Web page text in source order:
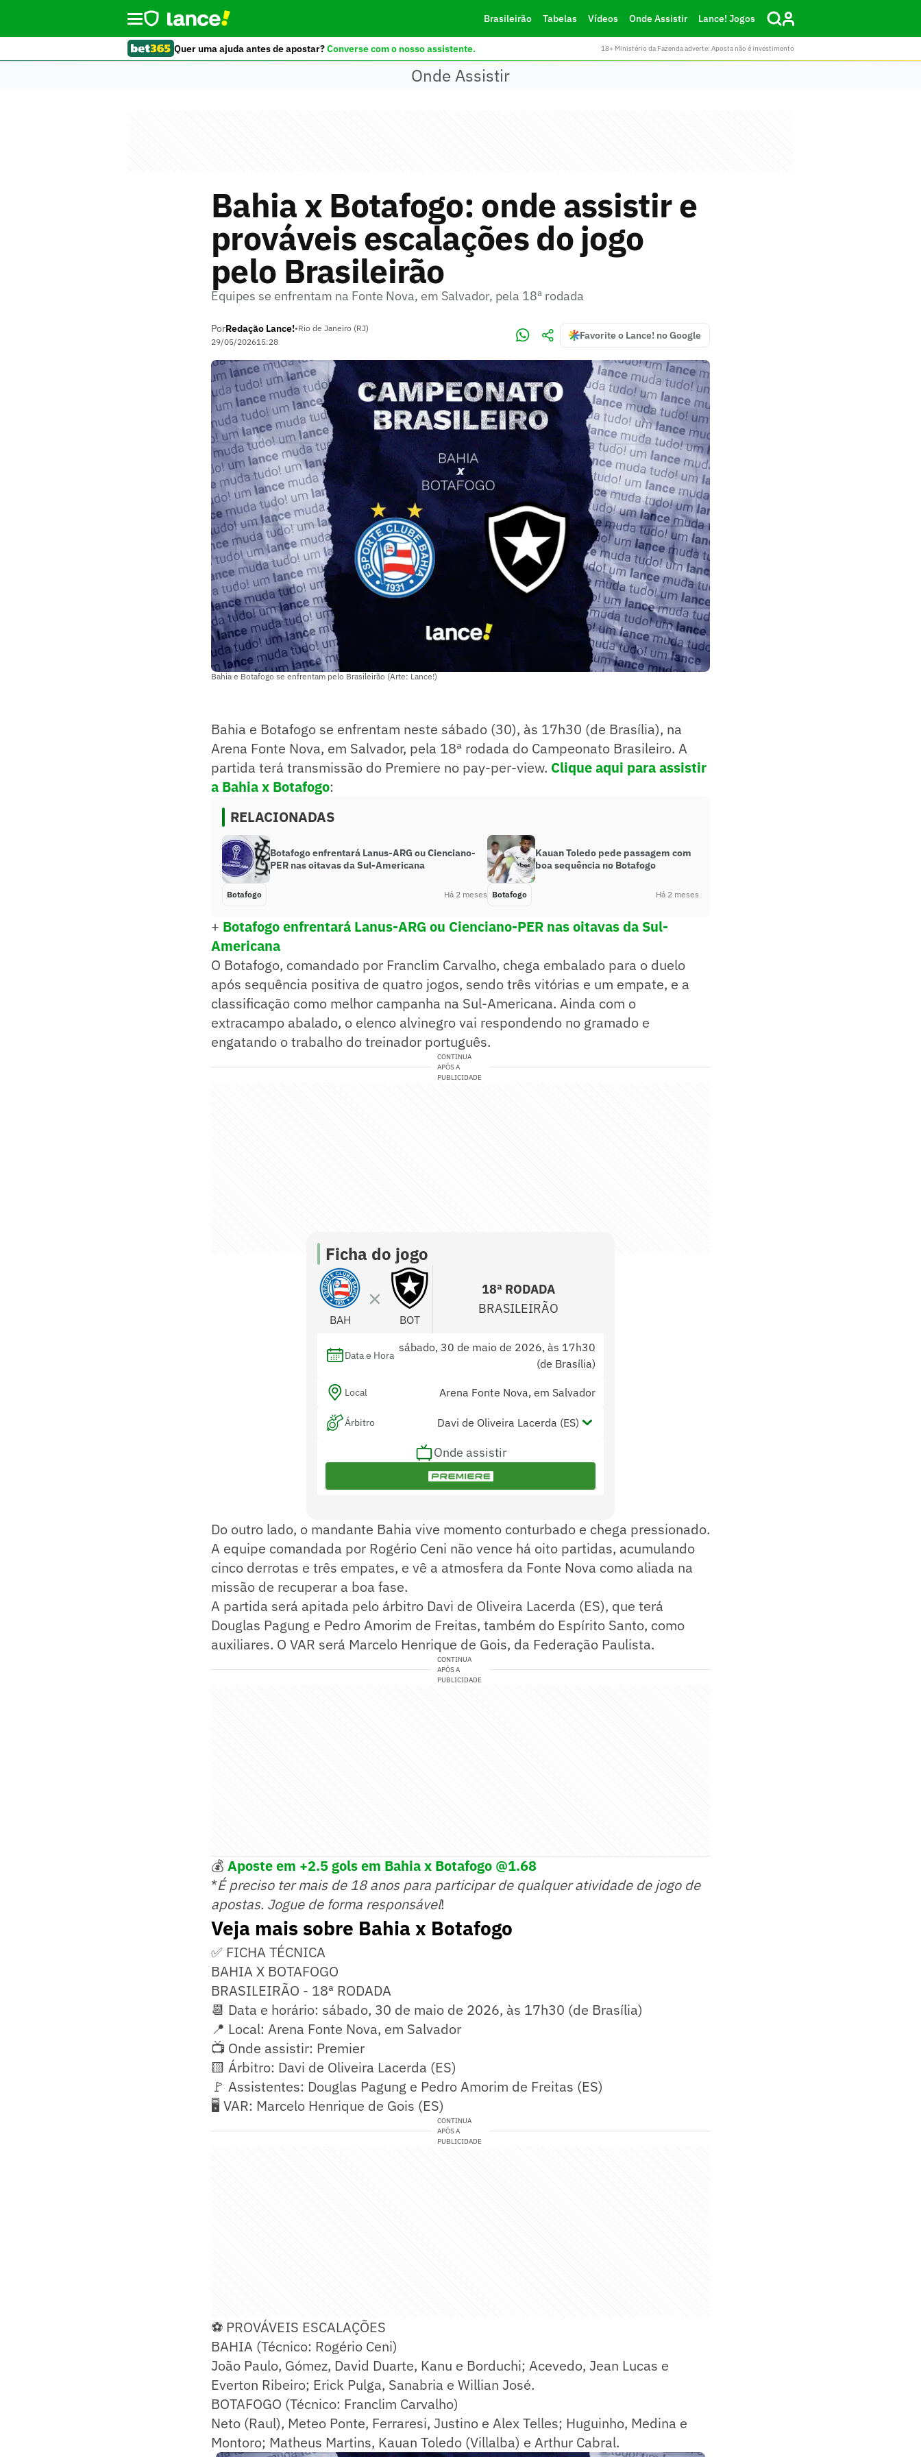
Brasileirão Tabelas Vídeos Onde Assistir Lance! Jogos
Quer uma ajuda antes de apostar?Converse com o nosso assistente. 18+ Ministério da Fazenda adverte: Aposta não é investimento
Onde Assistir
Bahia x Botafogo: onde assistir e
prováveis escalações do jogo
pelo Brasileirão
Equipes se enfrentam na Fonte Nova, em Salvador, pela 18ª rodada
PorRedação Lance!•Rio de Janeiro (RJ)
29/05/202615:28
Favorite o Lance! no Google
Bahia e Botafogo se enfrentam pelo Brasileirão (Arte: Lance!)
Bahia e Botafogo se enfrentam neste sábado (30), às 17h30 (de Brasília), na
Arena Fonte Nova, em Salvador, pela 18ª rodada do Campeonato Brasileiro. A
partida terá transmissão do Premiere no pay-per-view. Clique aqui para assistir
a Bahia x Botafogo:
RELACIONADAS
Botafogo enfrentará Lanus-ARG ou Cienciano-
PER nas oitavas da Sul-Americana
Botafogo Há 2 meses
Kauan Toledo pede passagem com
boa sequência no Botafogo
Botafogo Há 2 meses
+ Botafogo enfrentará Lanus-ARG ou Cienciano-PER nas oitavas da Sul-
Americana
O Botafogo, comandado por Franclim Carvalho, chega embalado para o duelo
após sequência positiva de quatro jogos, sendo três vitórias e um empate, e a
classificação como melhor campanha na Sul-Americana. Ainda com o
extracampo abalado, o elenco alvinegro vai respondendo no gramado e
engatando o trabalho do treinador português.
CONTINUA
APÓS A
PUBLICIDADE
Ficha do jogo
BAH BOT
18ª RODADA
BRASILEIRÃO
Data e Hora
sábado, 30 de maio de 2026, às 17h30
(de Brasília)
Local Arena Fonte Nova, em Salvador
Árbitro Davi de Oliveira Lacerda (ES)
Assistentes
Douglas Pagung e Pedro Amorim de
Onde assistir
Do outro lado, o mandante Bahia vive momento conturbado e chega pressionado.
A equipe comandada por Rogério Ceni não vence há oito partidas, acumulando
cinco derrotas e três empates, e vê a atmosfera da Fonte Nova como aliada na
missão de recuperar a boa fase.
A partida será apitada pelo árbitro Davi de Oliveira Lacerda (ES), que terá
Douglas Pagung e Pedro Amorim de Freitas, também do Espírito Santo, como
auxiliares. O VAR será Marcelo Henrique de Gois, da Federação Paulista.
CONTINUA
APÓS A
PUBLICIDADE
💰 Aposte em +2.5 gols em Bahia x Botafogo @1.68
*É preciso ter mais de 18 anos para participar de qualquer atividade de jogo de
apostas. Jogue de forma responsável!
Veja mais sobre Bahia x Botafogo
✅ FICHA TÉCNICA
BAHIA X BOTAFOGO
BRASILEIRÃO - 18ª RODADA
📆 Data e horário: sábado, 30 de maio de 2026, às 17h30 (de Brasília)
📍 Local: Arena Fonte Nova, em Salvador
📺 Onde assistir: Premier
🟨 Árbitro: Davi de Oliveira Lacerda (ES)
🚩 Assistentes: Douglas Pagung e Pedro Amorim de Freitas (ES)
🖥️ VAR: Marcelo Henrique de Gois (ES)
CONTINUA
APÓS A
PUBLICIDADE
⚽ PROVÁVEIS ESCALAÇÕES
BAHIA (Técnico: Rogério Ceni)
João Paulo, Gómez, David Duarte, Kanu e Borduchi; Acevedo, Jean Lucas e
Everton Ribeiro; Erick Pulga, Sanabria e Willian José.
BOTAFOGO (Técnico: Franclim Carvalho)
Neto (Raul), Meteo Ponte, Ferraresi, Justino e Alex Telles; Huguinho, Medina e
Montoro; Matheus Martins, Kauan Toledo (Villalba) e Arthur Cabral.